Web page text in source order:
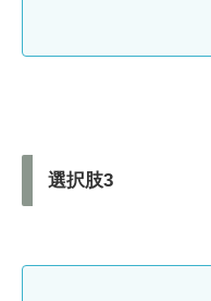
選択肢3